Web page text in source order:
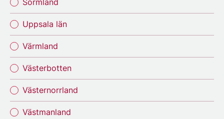
Sörmland
Uppsala län
Värmland
Västerbotten
Västernorrland
Västmanland